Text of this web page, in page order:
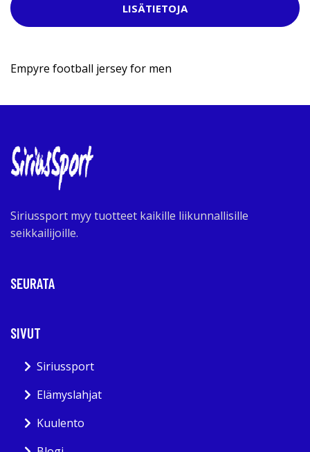
LISÄTIETOJA
Empyre football jersey for men
Siriussport myy tuotteet kaikille liikunnallisille
seikkailijoille.
SEURATA
SIVUT
Siriussport
Elämyslahjat
Kuulento